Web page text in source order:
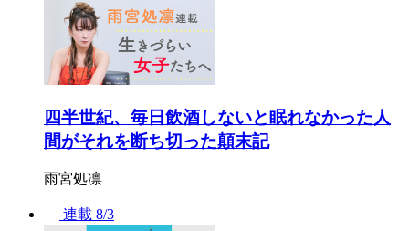
四半世紀、毎日飲酒しないと眠れなかった人
間がそれを断ち切った顛末記
雨宮処凛
連載 8/3